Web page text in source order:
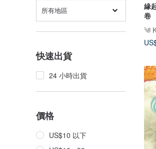
所有地區
快速出貨
24 小時出貨
價格
US$10 以下
緣
卷